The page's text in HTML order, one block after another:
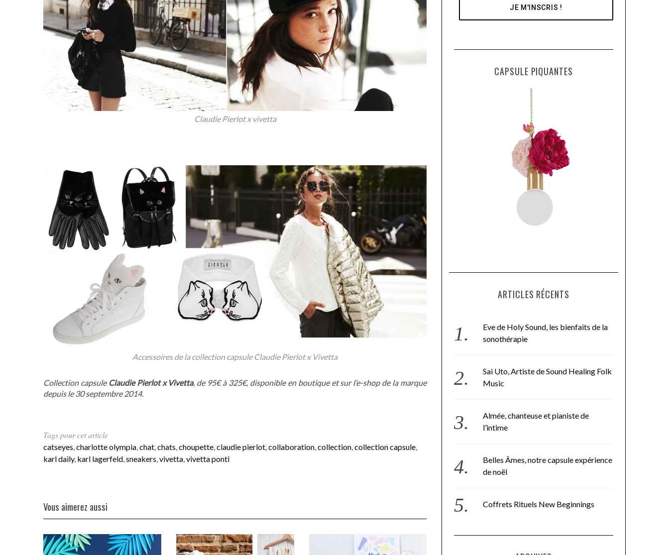
Claudie Pierlot x vivetta
Accessoires de la collection capsule Claudie Pierlot x Vivetta
Collection capsule Claudie Pierlot x Vivetta, de 95€ à 325€, disponible en boutique et sur l’e-shop de la marque
depuis le 30 septembre 2014.
Tags pour cet article
catseyes charlotte olympia chat chats choupette claudie pierlot collaboration collection collection capsule
karl daily, karl lagerfeld sneakers vivetta vivetta ponti
Vous aimerez aussi
CAPSULE PIQUANTES
ARTICLES RÉCENTS
Eve de Holy Sound, les bienfaits de la
sonothérapie
Sai Uto, Artiste de Sound Healing Folk
Music
Almée, chanteuse et pianiste de
l’intime
Belles Âmes, notre capsule expérience
de noël
Coffrets Rituels New Beginnings